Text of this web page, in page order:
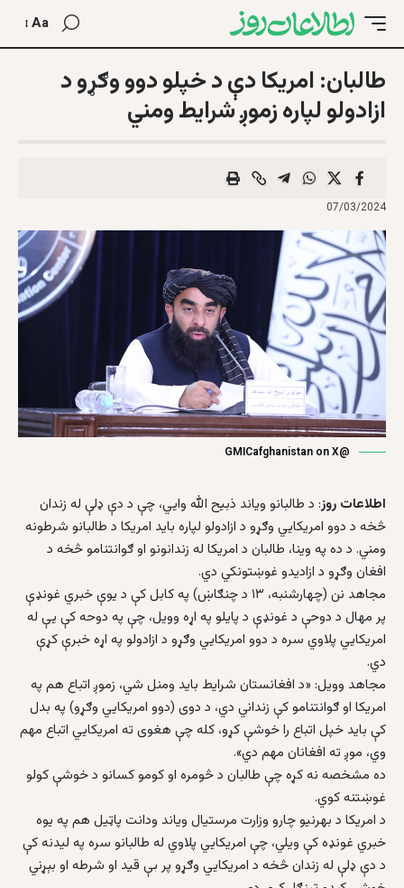
Aa
طالبان: امريکا دې د خپلو دوو وګړو د
ازادولو لپاره زموږ شرایط ومني
07/03/2024
@GMICafghanistan on X
اطلاعات روز: د طالبانو وياند ذبيح الله وايي، چې د دې ډلې له زندان
څخه د دوو امريکايي وګړو د ازادولو لپاره بايد امريکا د طالبانو شرطونه
ومني. د ده په وينا، طالبان د امريکا له زندانونو او ګوانتنامو څخه د
افغان وګړو د ازادیدو غوښتونکي دي.
مجاهد نن (چهارشنبه، ۱۳ د چنګاښ) په کابل کې د يوې خبري غونډې
پر مهال د دوحې د غونډې د پايلو په اړه وويل، چې په دوحه کې يې له
امريکايي پلاوي سره د دوو امريکايي وګړو د ازادولو په اړه خبرې کړې
دي.
مجاهد وويل: «د افغانستان شرایط باید ومنل شي، زموږ اتباع هم په
امريکا او ګوانتنامو کې زنداني دي، د دوی (دوو امريکايي وګړو) په بدل
کې بايد خپل اتباع را خوشې کړو، کله چې هغوی ته امريکايي اتباع مهم
وي، موږ ته افغانان مهم دي».
ده مشخصه نه کړه چې طالبان د څومره او کومو کسانو د خوشې کولو
غوښتنه کوي.
د امريکا د بهرنيو چارو وزارت مرستيال وياند ودانت پاټيل هم په يوه
خبري غونډه کې ويلي، چې امريکايي پلاوي له طالبانو سره په ليدنه کې
د دې ډلې له زندان څخه د امريکايي وګړو پر بې قيد او شرطه او بېړني